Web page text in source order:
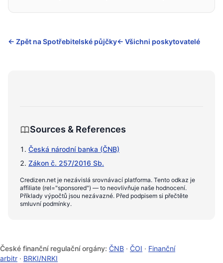
← Zpět na Spotřebitelské půjčky← Všichni poskytovatelé
Sources & References
Česká národní banka (ČNB)
Zákon č. 257/2016 Sb.
Credizen.net je nezávislá srovnávací platforma. Tento odkaz je
affiliate (rel="sponsored") — to neovlivňuje naše hodnocení.
Příklady výpočtů jsou nezávazné. Před podpisem si přečtěte
smluvní podmínky.
České finanční regulační orgány: ČNB · ČOI · Finanční
arbitr · BRKI/NRKI